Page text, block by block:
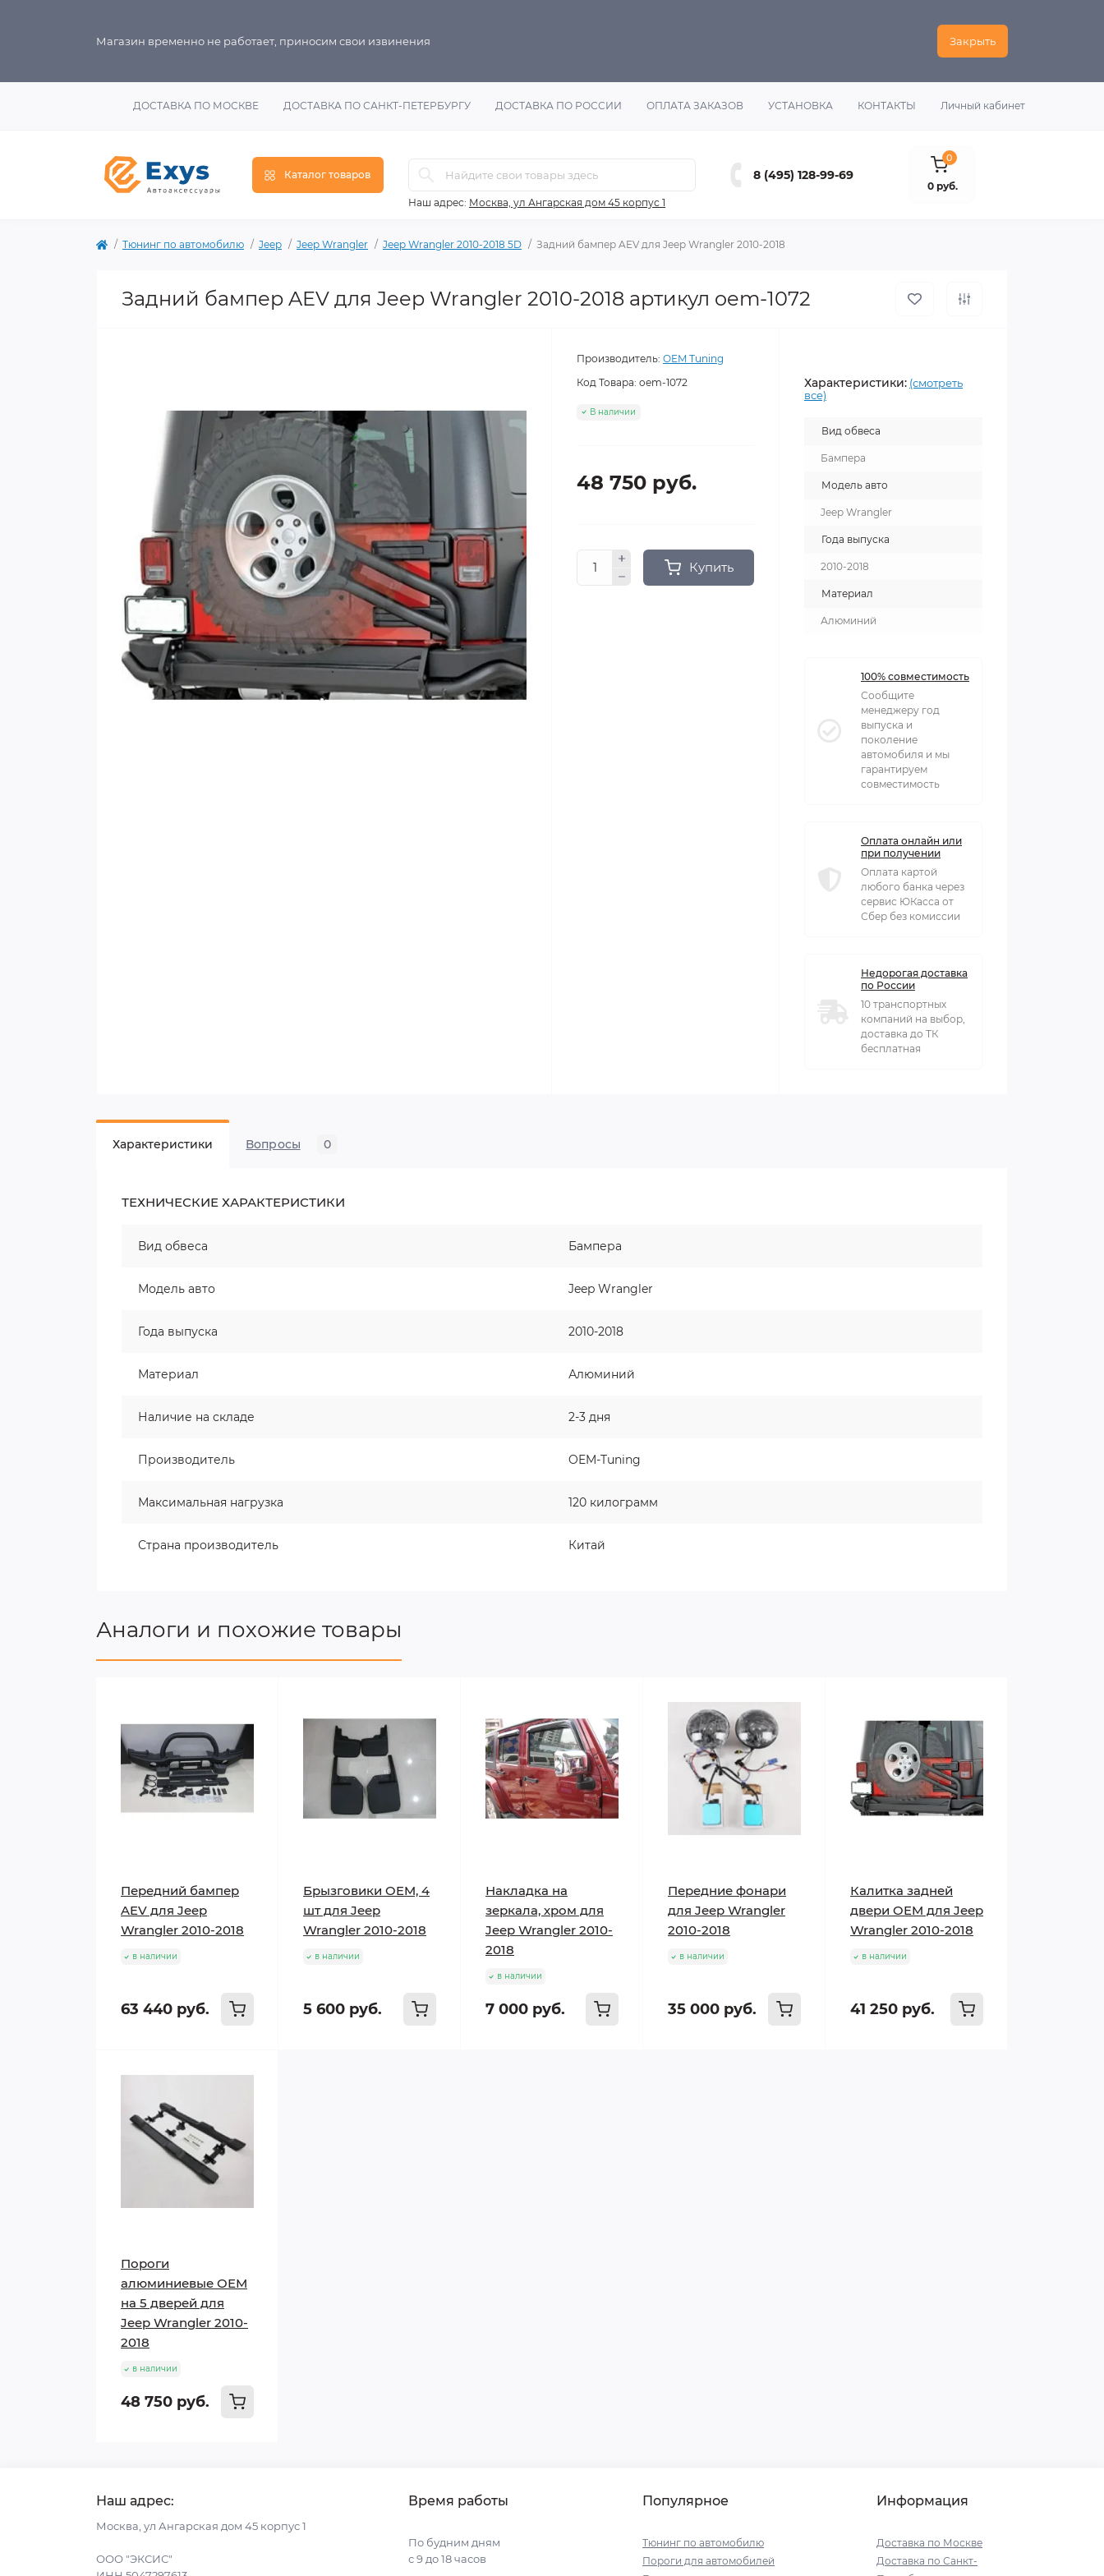
Магазин временно не работает, приносим свои извинения Закрыть
ДОСТАВКА ПО МОСКВЕ ДОСТАВКА ПО САНКТ-ПЕТЕРБУРГУ ДОСТАВКА ПО РОССИИ ОПЛАТА ЗАКАЗОВ УСТАНОВКА КОНТАКТЫ Личный кабинет
Каталог товаров
Наш адрес: Москва, ул Ангарская дом 45 корпус 1
8 (495) 128-99-69
0
0 руб.
Тюнинг по автомобилю Jeep Jeep Wrangler Jeep Wrangler 2010-2018 5D Задний бампер AEV для Jeep Wrangler 2010-2018
Задний бампер AEV для Jeep Wrangler 2010-2018 артикул oem-1072
Производитель: OEM Tuning
Код Товара: oem-1072
В наличии
48 750 руб.
Купить
Характеристики: (смотреть
все)
Вид обвеса
Бампера
Модель авто
Jeep Wrangler
Года выпуска
2010-2018
Материал
Алюминий
100% совместимость
Сообщите
менеджеру год
выпуска и
поколение
автомобиля и мы
гарантируем
совместимость
Оплата онлайн или
при получении
Оплата картой
любого банка через
сервис ЮКасса от
Сбер без комиссии
Недорогая доставка
по России
10 транспортных
компаний на выбор,
доставка до ТК
бесплатная
Характеристики Вопросы 0
ТЕХНИЧЕСКИЕ ХАРАКТЕРИСТИКИ
Вид обвеса Бампера
Модель авто Jeep Wrangler
Года выпуска 2010-2018
Материал Алюминий
Наличие на складе 2-3 дня
Производитель OEM-Tuning
Максимальная нагрузка 120 килограмм
Страна производитель Китай
Аналоги и похожие товары
Передний бампер
AEV для Jeep
Wrangler 2010-2018
в наличии
63 440 руб.
Брызговики OEM, 4
шт для Jeep
Wrangler 2010-2018
в наличии
5 600 руб.
Накладка на
зеркала, хром для
Jeep Wrangler 2010-
2018
в наличии
7 000 руб.
Передние фонари
для Jeep Wrangler
2010-2018
в наличии
35 000 руб.
Калитка задней
двери OEM для Jeep
Wrangler 2010-2018
в наличии
41 250 руб.
Пороги
алюминиевые ОЕМ
на 5 дверей для
Jeep Wrangler 2010-
2018
в наличии
48 750 руб.
Наш адрес:
Москва, ул Ангарская дом 45 корпус 1
ООО "ЭКСИС"
Время работы
По будним дням
с 9 до 18 часов
Популярное
Тюнинг по автомобилю
Пороги для автомобилей
Информация
Доставка по Москве
Доставка по Санкт-